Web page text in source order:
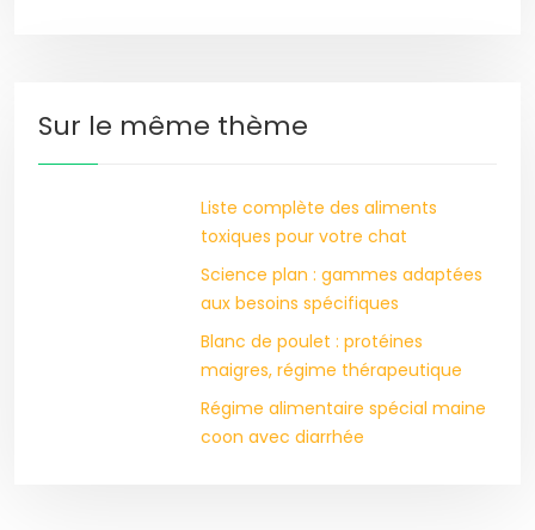
Sur le même thème
Liste complète des aliments
toxiques pour votre chat
Science plan : gammes adaptées
aux besoins spécifiques
Blanc de poulet : protéines
maigres, régime thérapeutique
Régime alimentaire spécial maine
coon avec diarrhée